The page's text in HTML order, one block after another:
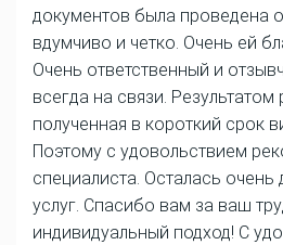
документов была проведена
вдумчиво и четко. Очень ей
Очень ответственный и
всегда на связи. Результатом
полученная в короткий срок
Поэтому с удовольствием
специалиста. Осталась
услуг. Спасибо вам за ваш
индивидуальный подход! С